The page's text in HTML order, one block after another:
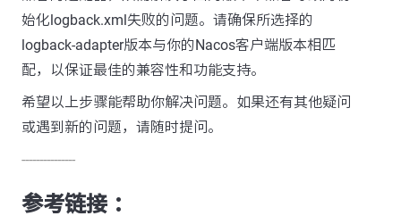
始化logback.xml失败的问题。请确保所选择的
logback-adapter版本与你的Nacos客户端版本相匹
配，以保证最佳的兼容性和功能支持。
希望以上步骤能帮助你解决问题。如果还有其他疑问
或遇到新的问题，请随时提问。
---------------
参考链接 ：